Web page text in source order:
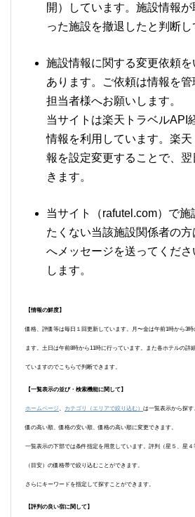
開）しています。施設情報
った施設を撤退したと判断し
施設情報に関する変更依頼
あります。ご依頼は情報を
担当者様へお願いします。
当サイトは楽天トラベルAPI
情報を利用しています。楽
報を設定変更することで、
きます。
当サイト（rafutel.com）で施
たくない当該施設関係者の
へメッセージを送ってくだ
します。
【情報の鮮度】
価格、評価等は毎日１回更新しています。月〜金は午前1時から3
ます。土日は午前8時から11時に行っています。また各ホテルの詳
ていますのでこちらで判断できます。
【一覧表示の並び・検索機能に関して】
ホームページ 、 カテゴリ（エリアで絞り込む） は一覧表示から探
価の高い順、価格の安い順、価格の高い順に変更できます。
一覧表示の下部では条件指定を用意しています。評判（星５、星
（目安）の価格帯で絞り込むことができます。
さらにキーワードを指定して探すことができます。
【評判の良い宿に関して】